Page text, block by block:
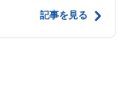
記事を見る